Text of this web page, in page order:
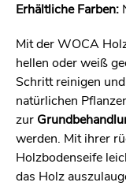
Erhältliche Farben:
Mit der WOCA
hellen oder weiß
Schritt reinigen
natürlichen
zur
werden. Mit ihrer
Holzbodenseife
das Holz